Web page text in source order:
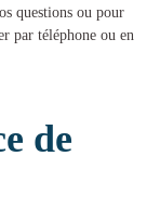
questions ou pour
par téléphone ou en
de